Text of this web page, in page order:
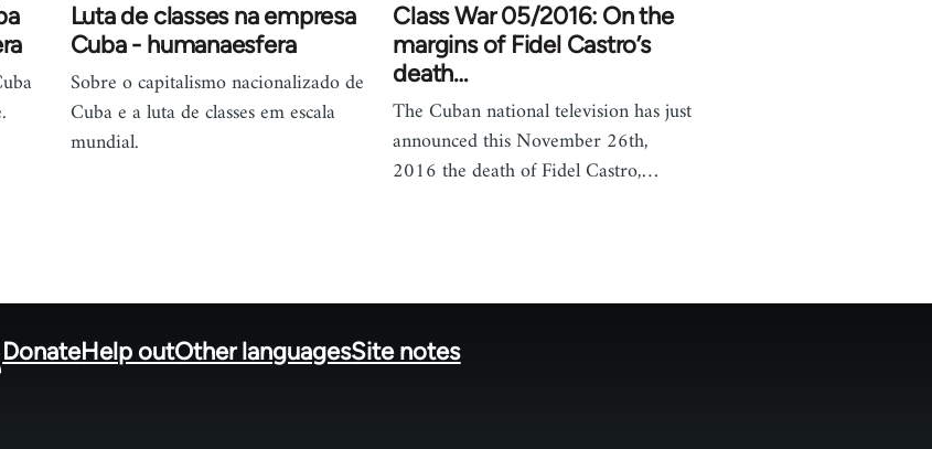
Luta de classes na empresa
Cuba - humanaesfera
Sobre o capitalismo nacionalizado de
Cuba e a luta de classes em escala
mundial.
Class War 05/2016: On the
margins of Fidel Castro’s
death…
The Cuban national television has just
announced this November 26th,
2016 the death of Fidel Castro,…
DonateHelp outOther languagesSite notes